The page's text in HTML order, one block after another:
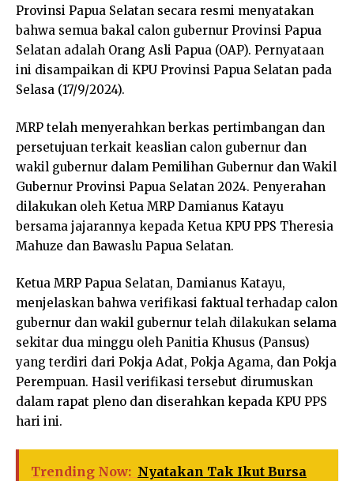
Provinsi Papua Selatan secara resmi menyatakan
bahwa semua bakal calon gubernur Provinsi Papua
Selatan adalah Orang Asli Papua (OAP). Pernyataan
ini disampaikan di KPU Provinsi Papua Selatan pada
Selasa (17/9/2024).
MRP telah menyerahkan berkas pertimbangan dan
persetujuan terkait keaslian calon gubernur dan
wakil gubernur dalam Pemilihan Gubernur dan Wakil
Gubernur Provinsi Papua Selatan 2024. Penyerahan
dilakukan oleh Ketua MRP Damianus Katayu
bersama jajarannya kepada Ketua KPU PPS Theresia
Mahuze dan Bawaslu Papua Selatan.
Ketua MRP Papua Selatan, Damianus Katayu,
menjelaskan bahwa verifikasi faktual terhadap calon
gubernur dan wakil gubernur telah dilakukan selama
sekitar dua minggu oleh Panitia Khusus (Pansus)
yang terdiri dari Pokja Adat, Pokja Agama, dan Pokja
Perempuan. Hasil verifikasi tersebut dirumuskan
dalam rapat pleno dan diserahkan kepada KPU PPS
hari ini.
Trending Now: Nyatakan Tak Ikut Bursa